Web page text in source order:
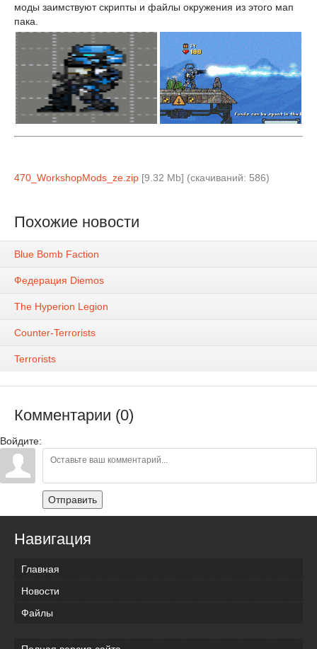
моды заимствуют скрипты и файлы окружения из этого мап
пака.
470_WorkshopMods_ze.zip [9.32 Mb] (cкачиваний: 586)
Похожие новости
Blue Bomb Faction
Федерация Diemos
The Hyperion Legion
Counter-Terrorists
Terrorists
Комментарии (0)
Войдите:
Отправить
Навигация
Главная
Новости
Файлы